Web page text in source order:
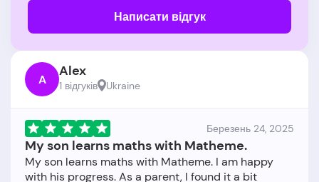
Написати відгук
A Alex
1 відгукiв Ukraine
Березень 24, 2025
My son learns maths with Matheme.
My son learns maths with Matheme. I am happy
with his progress. As a parent, I found it a bit